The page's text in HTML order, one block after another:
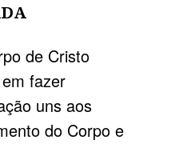
de Cristo
fazer
uns aos
do Corpo e